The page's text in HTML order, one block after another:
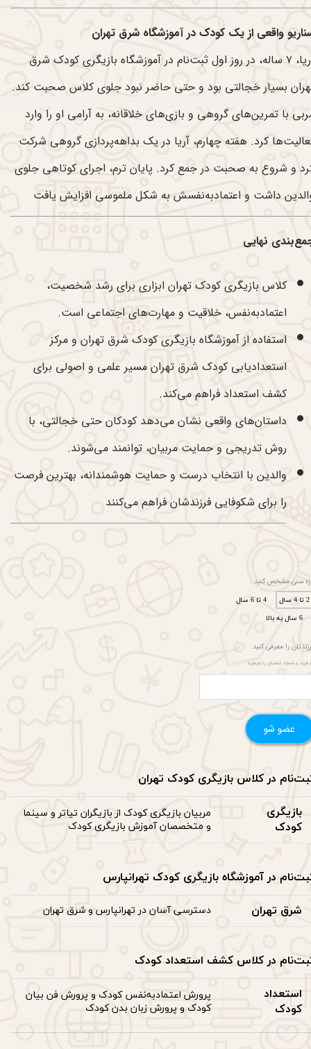
واقعی از یک کودک در آموزشگاه شرق تهران
آریا، ۷ ساله، در روز اول ثبت‌نام در آموزشگاه بازیگری کودک شرق
بسیار خجالتی بود و حتی حاضر نبود جلوی کلاس صحبت کند.
با تمرین‌های گروهی و بازی‌های خلاقانه، به آرامی او را وارد
کرد. هفته چهارم، آریا در یک بداهه‌پردازی گروهی شرکت
و شروع به صحبت در جمع کرد. پایان ترم، اجرای کوتاهی جلوی
داشت و اعتمادبه‌نفسش به شکل ملموسی افزایش یافت
نهایی
کلاس بازیگری کودک تهران ابزاری برای رشد شخصیت،
اعتمادبه‌نفس، خلاقیت و مهارت‌های اجتماعی است.
استفاده از آموزشگاه بازیگری کودک شرق تهران و مرکز
استعدادیابی کودک شرق تهران مسیر علمی و اصولی برای
کشف استعداد فراهم می‌کند.
داستان‌های واقعی نشان می‌دهد کودکان حتی خجالتی، با
روش تدریجی و حمایت مربیان، توانمند می‌شوند.
والدین با انتخاب درست و حمایت هوشمندانه، بهترین فرصت
را برای شکوفایی فرزندشان فراهم می‌کنند
سنی مشخص کنید :
2 تا 4 سال
4 تا 6 سال
6 سال به بالا
را معرفی کنید
فرزند و شماره تماستان را بفرمایید
عضو شو
در کلاس بازیگری کودک تهران
بازیگری
کودک
مربیان بازیگری کودک از بازیگران تیاتر و سینما
و متخصصان آموزش بازیگری کودک
در آموزشگاه بازیگری کودک تهرانپارس
شرق تهران دسترسی آسان در تهرانپارس و شرق تهران
در کلاس کشف استعداد کودک
استعداد
کودک
پرورش اعتمادبه‌نفس کودک و پرورش فن بیان
کودک و پرورش زبان بدن کودک